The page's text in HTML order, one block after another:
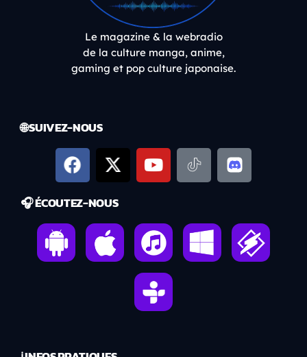
Le magazine & la webradio
de la culture manga, anime,
gaming et pop culture japonaise.
🌐 SUIVEZ-NOUS
🎧 ÉCOUTEZ-NOUS